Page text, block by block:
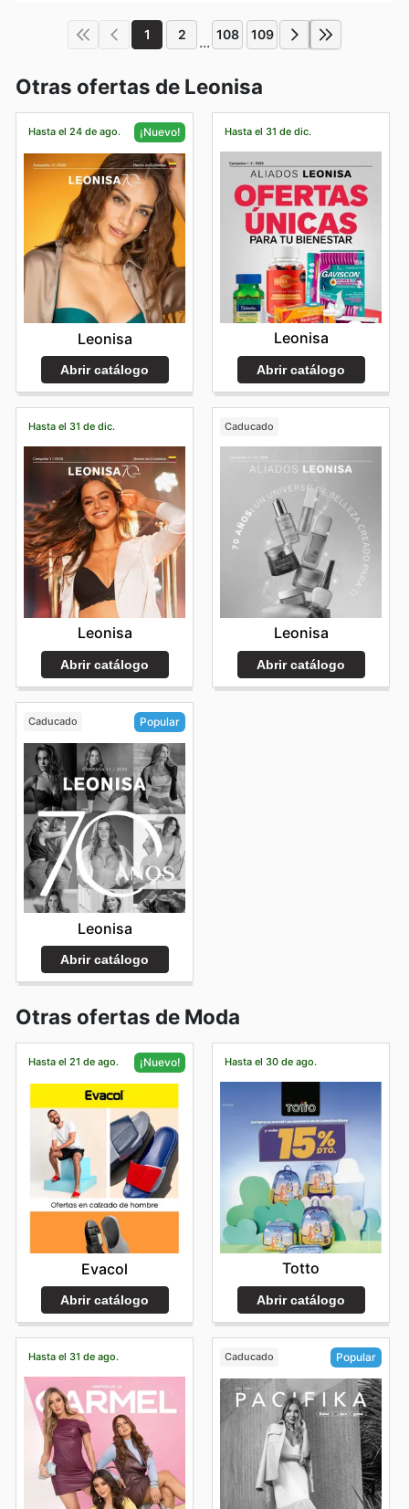
1 2 ... 108 109
Otras ofertas de Leonisa
Hasta el 24 de ago. ¡Nuevo!
Leonisa
Abrir catálogo
Hasta el 31 de dic.
Leonisa
Abrir catálogo
Hasta el 31 de dic.
Leonisa
Abrir catálogo
Caducado
Leonisa
Abrir catálogo
Caducado Popular
Leonisa
Abrir catálogo
Otras ofertas de Moda
Hasta el 21 de ago. ¡Nuevo!
Evacol
Abrir catálogo
Hasta el 30 de ago.
Totto
Abrir catálogo
Hasta el 31 de ago. Caducado Popular